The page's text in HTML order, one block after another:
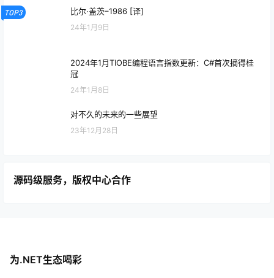
TOP3 比尔·盖茨–1986 [译]
24年1月9日
2024年1月TIOBE编程语言指数更新：C#首次摘得桂
冠
24年1月8日
对不久的未来的一些展望
23年12月28日
源码级服务，版权中心合作
为.NET生态喝彩